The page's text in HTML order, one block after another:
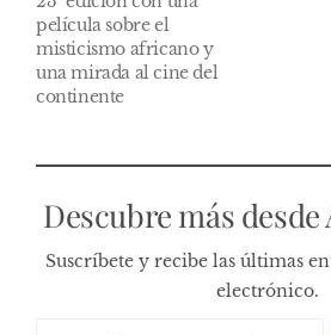
película sobre el
misticismo africano y
una mirada al cine del
continente
Descubre más
Suscríbete y recibe las últimas
electrónico.